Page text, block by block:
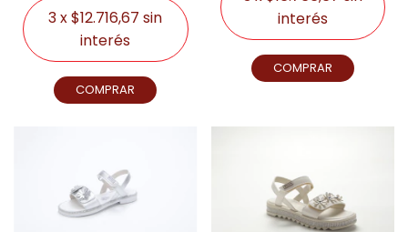
3x$12.716,67 sin
interés
COMPRAR
interés
COMPRAR